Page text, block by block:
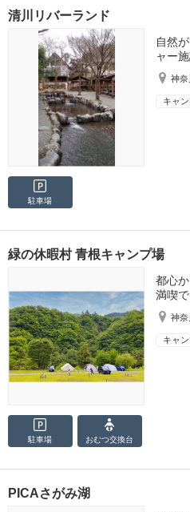
清川リバーランド
自然
ャー
神
キャ
駐車場
緑の休暇村 青根キャンプ場
都心
満喫
神
キャ
駐車場 おむつ交換台
PICAさがみ湖